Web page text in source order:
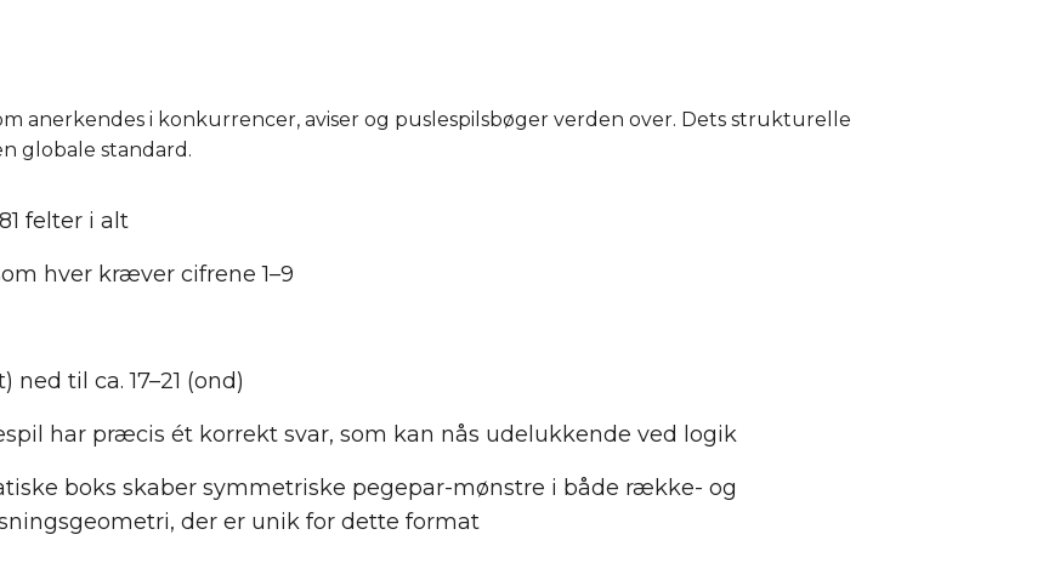
anerkendes i konkurrencer, aviser og puslespilsbøger verden over. Dets strukturelle
globale standard.
felter i alt
hver kræver cifrene 1–9
ned til ca. 17–21 (ond)
har præcis ét korrekt svar, som kan nås udelukkende ved logik
boks skaber symmetriske pegepar-mønstre i både række- og
der er unik for dette format